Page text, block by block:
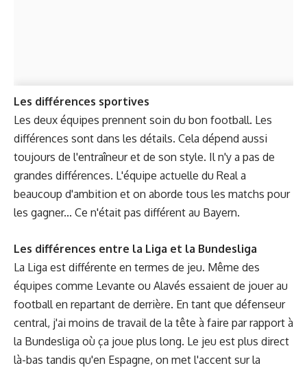
Les différences sportives
Les deux équipes prennent soin du bon football. Les
différences sont dans les détails. Cela dépend aussi
toujours de l'entraîneur et de son style. Il n'y a pas de
grandes différences. L'équipe actuelle du Real a
beaucoup d'ambition et on aborde tous les matchs pour
les gagner... Ce n'était pas différent au Bayern.
Les différences entre la Liga et la Bundesliga
La Liga est différente en termes de jeu. Même des
équipes comme Levante ou Alavés essaient de jouer au
football en repartant de derrière. En tant que défenseur
central, j'ai moins de travail de la tête à faire par rapport à
la Bundesliga où ça joue plus long. Le jeu est plus direct
là-bas tandis qu'en Espagne, on met l'accent sur la